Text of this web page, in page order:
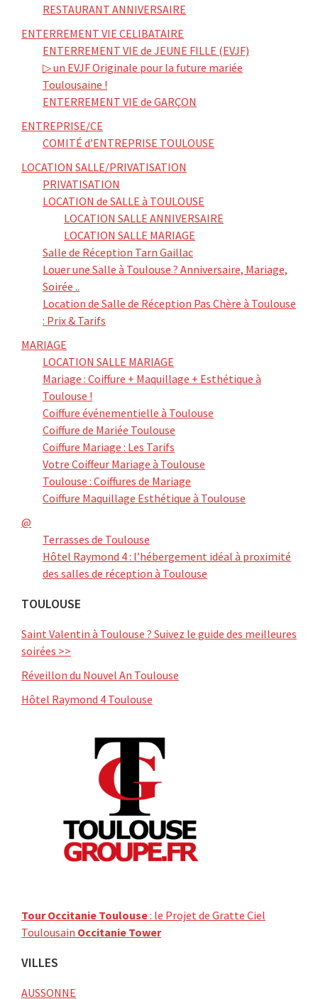
RESTAURANT ANNIVERSAIRE
ENTERREMENT VIE CELIBATAIRE
ENTERREMENT VIE de JEUNE FILLE (EVJF)
▷ un EVJF Originale pour la future mariée
Toulousaine !
ENTERREMENT VIE de GARÇON
ENTREPRISE/CE
COMITÉ d’ENTREPRISE TOULOUSE
LOCATION SALLE/PRIVATISATION
PRIVATISATION
LOCATION de SALLE à TOULOUSE
LOCATION SALLE ANNIVERSAIRE
LOCATION SALLE MARIAGE
Salle de Réception Tarn Gaillac
Louer une Salle à Toulouse ? Anniversaire, Mariage,
Soirée ..
Location de Salle de Réception Pas Chère à Toulouse
: Prix & Tarifs
MARIAGE
LOCATION SALLE MARIAGE
Mariage : Coiffure + Maquillage + Esthétique à
Toulouse !
Coiffure événementielle à Toulouse
Coiffure de Mariée Toulouse
Coiffure Mariage : Les Tarifs
Votre Coiffeur Mariage à Toulouse
Toulouse : Coiffures de Mariage
Coiffure Maquillage Esthétique à Toulouse
@
Terrasses de Toulouse
Hôtel Raymond 4 : l’hébergement idéal à proximité
des salles de réception à Toulouse
TOULOUSE
Saint Valentin à Toulouse ? Suivez le guide des meilleures
soirées >>
Réveillon du Nouvel An Toulouse
Hôtel Raymond 4 Toulouse
Tour Occitanie Toulouse: le Projet de Gratte Ciel
Toulousain Occitanie Tower
VILLES
AUSSONNE